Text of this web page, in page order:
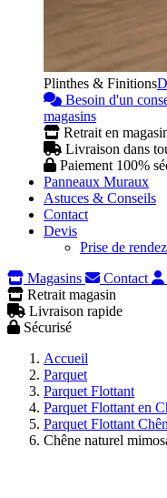
Plinthes & Finitions
Besoin d'un
magasins
Retrait en
Livraison dans
Paiement 100%
Panneaux Muraux
Astuces & Conseils
Contact
Devis
Prise de
Magasins
Contact
Retrait magasin
Livraison rapide
Sécurisé
Accueil
Parquet
Parquet Flottant
Parquet Flottant en
Parquet Flottant
Chêne naturel